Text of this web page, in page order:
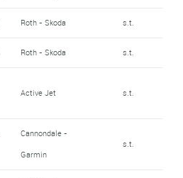
Roth - Skoda s.t.
Roth - Skoda s.t.
Active Jet s.t.
Cannondale -
Garmin
s.t.